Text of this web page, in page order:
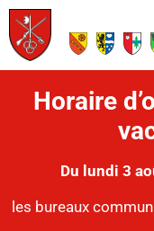
Horaire
Du lundi 3
les bureaux